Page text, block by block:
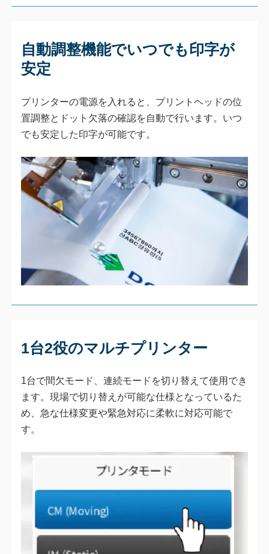
自動調整機能でいつでも印字が
安定
プリンターの電源を入れると、プリントヘッドの位
置調整とドット欠落の確認を自動で行います。いつ
でも安定した印字が可能です。
1台2役のマルチプリンター
1台で間欠モード、連続モードを切り替えて使用でき
ます。現場で切り替えが可能な仕様となっているた
め、急な仕様変更や緊急対応に柔軟に対応可能で
す。